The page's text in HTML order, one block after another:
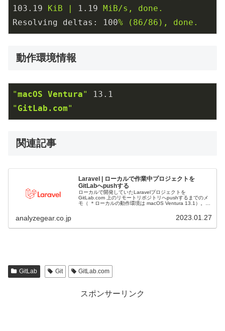
103.19
KiB 1.19 MiB/s,
done.
Resolving deltas:
100% (86/86), done.
動作環境情報
"macOS Ventura"
13.1
" GitLab.com"
関連記事
Laravel | ローカルで作業中プロジェクトを
GitLabへpushする
ローカルで開発していたLaravelプロジェクトを
GitLab.com 上のリモートリポジトリへpushするまでのメ
モ（ ＊ローカルの動作環境は macOS Ventura 13.1）。空
analyzegear.co.jp 2023.01.27
GitLab Git GitLab.com
スポンサーリンク